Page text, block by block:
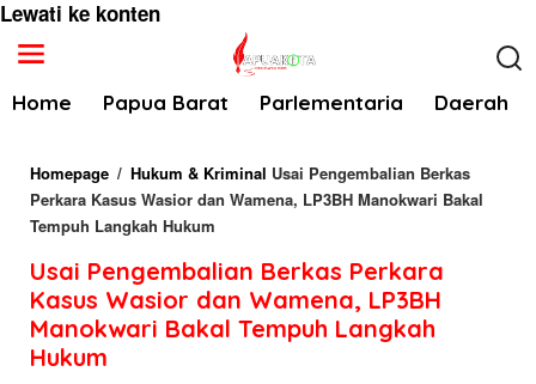
Lewati ke konten
Home Papua Barat Parlementaria Daerah
Homepage / Hukum & Kriminal Usai Pengembalian Berkas
Perkara Kasus Wasior dan Wamena, LP3BH Manokwari Bakal
Tempuh Langkah Hukum
Usai Pengembalian Berkas Perkara
Kasus Wasior dan Wamena, LP3BH
Manokwari Bakal Tempuh Langkah
Hukum